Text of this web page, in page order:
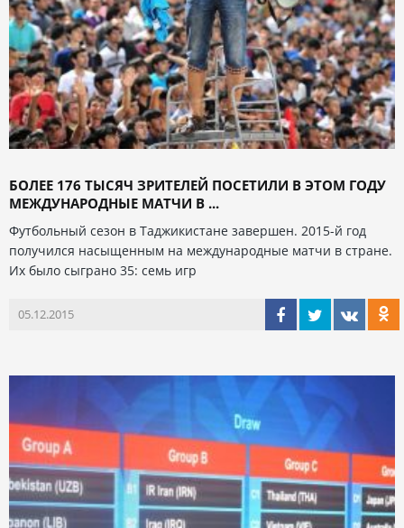
БОЛЕЕ 176 ТЫСЯЧ ЗРИТЕЛЕЙ ПОСЕТИЛИ В ЭТОМ ГОДУ
МЕЖДУНАРОДНЫЕ МАТЧИ В ...
Футбольный сезон в Таджикистане завершен. 2015-й год
получился насыщенным на международные матчи в стране.
Их было сыграно 35: семь игр
05.12.2015